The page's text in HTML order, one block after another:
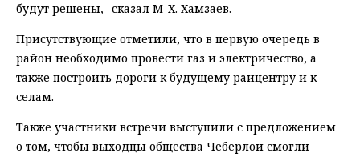
будут решены,- сказал М-Х. Хамзаев.
Присутствующие отметили, что в первую очередь в
район необходимо провести газ и электричество, а
также построить дороги к будущему райцентру и к
селам.
Также участники встречи выступили с предложением
о том, чтобы выходцы общества Чеберлой смогли